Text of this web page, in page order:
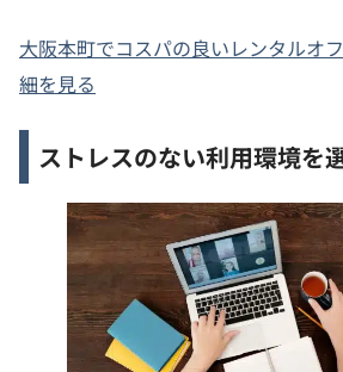
大阪本町でコスパの良いレンタルオ
細を見る
ストレスのない利用環境を